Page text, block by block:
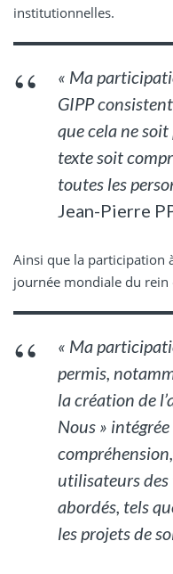
institutionnelles.
« Ma
GIPP
que cela ne
texte soit
toutes les
Jean-Pierre
Ainsi que la participation
journée mondiale du rein
« Ma
permis,
la création de
Nous »
utilisateurs des
abordés, tels
les projets de